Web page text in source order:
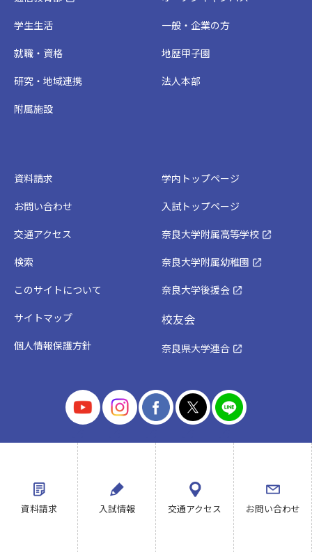
資料請求 お問い合わせ
交通アクセス
入試情報
学生生活
就職・資格
研究・地域連携
附属施設
一般・企業の方
地歴甲子園
法人本部
資料請求
お問い合わせ
交通アクセス
検索
このサイトについて
サイトマップ
個人情報保護方針
学内トップページ
入試トップページ
奈良大学附属高等学校
奈良大学附属幼稚園
奈良大学後援会
校友会
奈良県大学連合
Copyright©Nara Univ. All rights reserved.